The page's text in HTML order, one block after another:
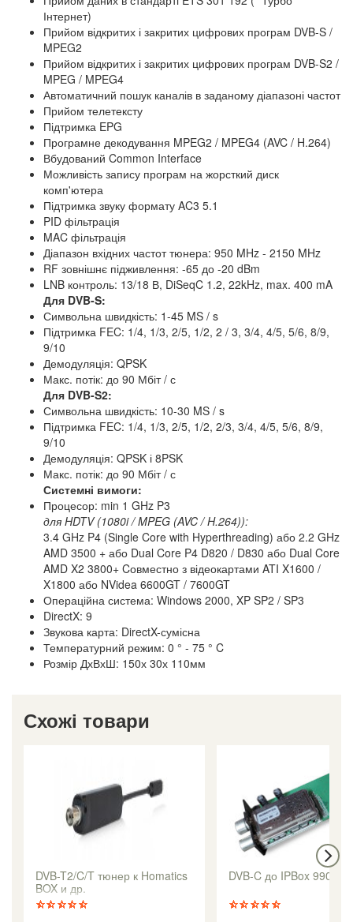
Інтернет)
Прийом відкритих і закритих цифрових програм DVB-S /
MPEG2
Прийом відкритих і закритих цифрових програм DVB-S2 /
MPEG / MPEG4
Автоматичний пошук каналів в заданому діапазоні частот
Прийом телетексту
Підтримка EPG
Програмне декодування MPEG2 / MPEG4 (AVC / H.264)
Вбудований Common Interface
Можливість запису програм на жорсткий диск
комп'ютера
Підтримка звуку формату AC3 5.1
PID фільтрація
MAC фільтрація
Діапазон вхідних частот тюнера: 950 MHz - 2150 MHz
RF зовнішнє підживлення: -65 до -20 dBm
LNB контроль: 13/18 В, DiSeqC 1.2, 22kHz, max. 400 mA
Для DVB-S:
Символьна швидкість: 1-45 MS / s
Підтримка FEC: 1/4, 1/3, 2/5, 1/2, 2 / 3, 3/4, 4/5, 5/6, 8/9,
9/10
Демодуляція: QPSK
Макс. потік: до 90 Мбіт / с
Для DVB-S2:
Символьна швидкість: 10-30 MS / s
Підтримка FEC: 1/4, 1/3, 2/5, 1/2, 2/3, 3/4, 4/5, 5/6, 8/9,
9/10
Демодуляція: QPSK і 8PSK
Макс. потік: до 90 Мбіт / с
Системні вимоги:
Процесор: min 1 GHz P3
для HDTV (1080i / MPEG (AVC / H.264)):
3.4 GHz P4 (Single Core with Hyperthreading) або 2.2 GHz
AMD 3500 + або Dual Core P4 D820 / D830 або Dual Core
AMD X2 3800+ Cовместно з відеокартами ATI X1600 /
X1800 або NVidea 6600GT / 7600GT
Операційна система: Windows 2000, XP SP2 / SP3
DirectX: 9
Звукова карта: DirectX-сумісна
Температурний режим: 0 ° - 75 ° C
Розмір ДхВхШ: 150х 30х 110мм
Схожі товари
DVB-T2/C/T тюнер к Homatics
BOX и др.
DVB-C до IPBox 9900HD